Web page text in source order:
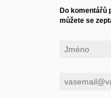
Do komentářů
můžete se